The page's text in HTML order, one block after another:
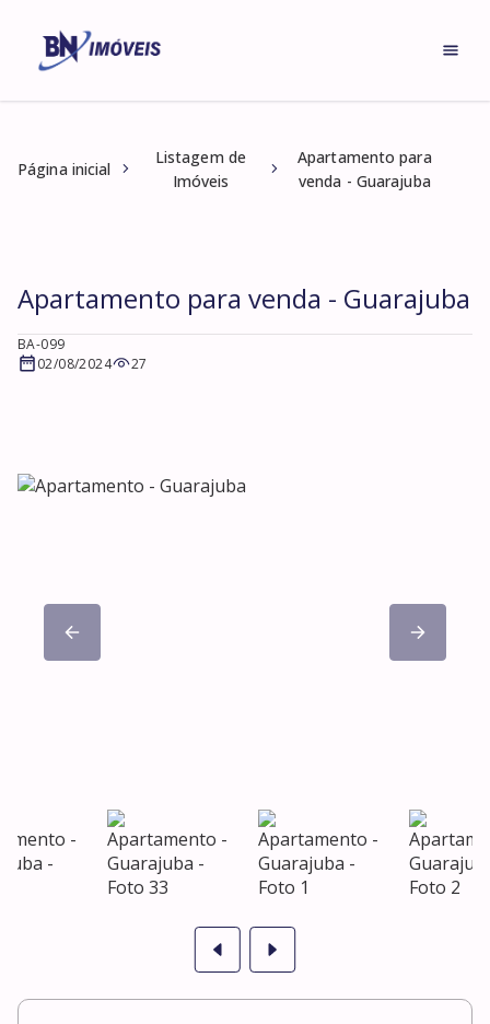
Página inicial
Listagem de
Imóveis
Apartamento para
venda - Guarajuba
Apartamento para venda - Guarajuba
BA-099
02/08/2024
27